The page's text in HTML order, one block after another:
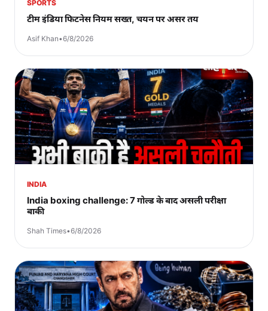
SPORTS
टीम इंडिया फिटनेस नियम सख्त, चयन पर असर तय
Asif Khan•6/8/2026
INDIA
India boxing challenge: 7 गोल्ड के बाद असली परीक्षा
बाकी
Shah Times•6/8/2026